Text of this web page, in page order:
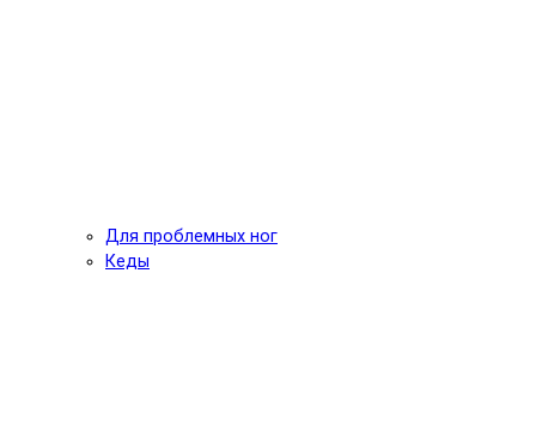
Для проблемных ног
Кеды